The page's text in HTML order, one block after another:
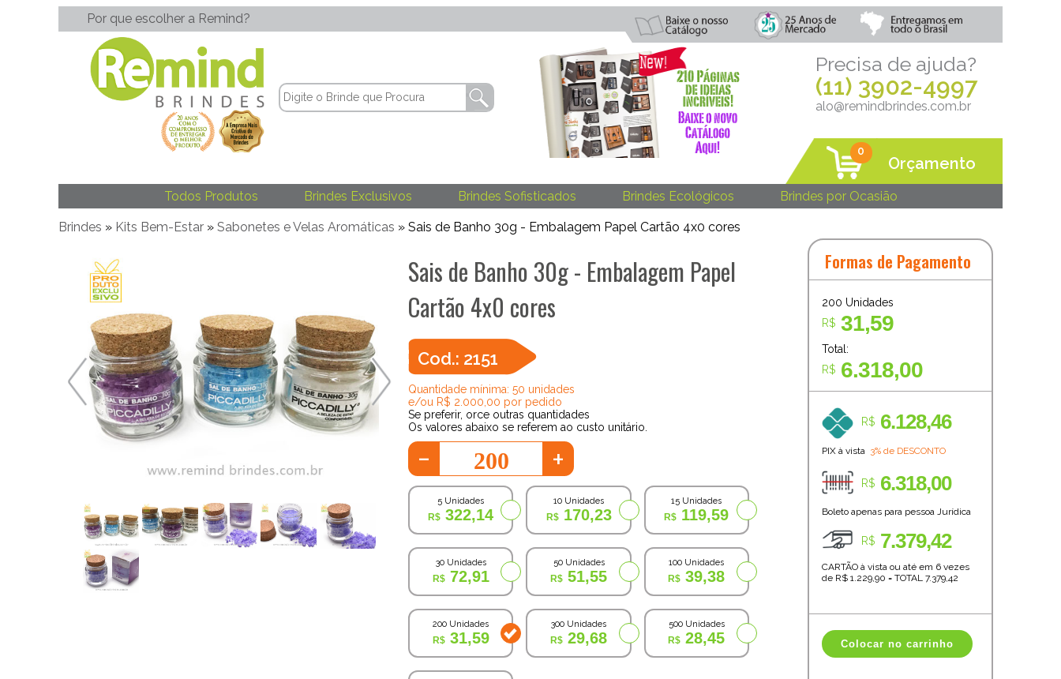
Por que escolher a Remind?
Precisa de ajuda?
(11) 3902-4997
alo@remindbrindes.com.br
0
Orçamento
Todos Produtos Brindes Exclusivos Brindes Sofisticados Brindes Ecológicos Brindes por Ocasião
Brindes » Kits Bem-Estar »Sabonetes e Velas Aromáticas » Sais de Banho 30g - Embalagem Papel Cartão 4x0 cores
Sais de Banho 30g - Embalagem Papel
Cartão 4x0 cores
Cod.: 2151
Quantidade mínima: 50 unidades
e/ou R$ 2.000,00 por pedido
Se preferir, orce outras quantidades
Os valores abaixo se referem ao custo unitário.
- +
5 Unidades
322,14
10 Unidades
170,23
15 Unidades
119,59
30 Unidades
72,91
50 Unidades
51,55
100 Unidades
39,38
200 Unidades
31,59
300 Unidades
29,68
500 Unidades
28,45
Formas de Pagamento
200 Unidades
R$ 31,59
Total:
R$ 6.318,00
R$ 6.128,46
PIX à vista 3% de DESCONTO
R$ 6.318,00
Boleto apenas para pessoa Jurídica
R$ 7.379,42
CARTÃO à vista ou até em 6 vezes
de R$1.229,90 =TOTAL7.379,42
Colocar no carrinho